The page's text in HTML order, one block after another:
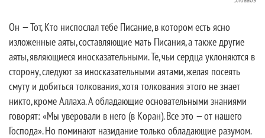
Он — Тот, Кто ниспослал тебе Писание, в котором есть ясно
изложенные аяты, составляющие мать Писания, а также другие
аяты, являющиеся иносказательными. Те, чьи сердца уклоняются в
сторону, следуют за иносказательными аятами, желая посеять
смуту и добиться толкования, хотя толкования этого не знает
никто, кроме Аллаха. А обладающие основательными знаниями
говорят: «Мы уверовали в него (в Коран). Все это — от нашего
Господа». Но поминают назидание только обладающие разумом.